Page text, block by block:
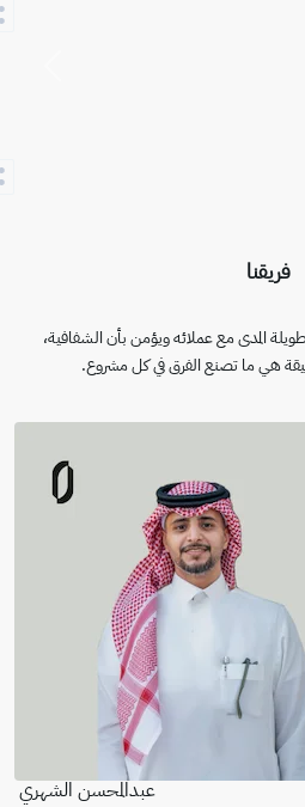
فريقنا
المدى مع عملائه ويؤمن بأن الشفافية،
هي ما تصنع الفرق في كل مشروع.
عبدالمحسن الشهري